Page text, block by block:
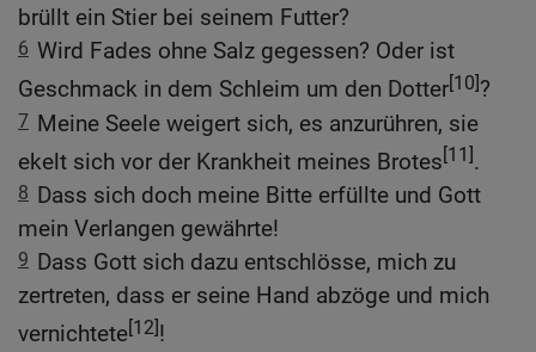
brüllt ein Stier bei seinem Futter?
6 Wird Fades ohne Salz gegessen? Oder ist
Geschmack in dem Schleim um den Dotter[10]?
7 Meine Seele weigert sich, es anzurühren, sie
ekelt sich vor der Krankheit meines Brotes[11].
8 Dass sich doch meine Bitte erfüllte und Gott
mein Verlangen gewährte!
9 Dass Gott sich dazu entschlösse, mich zu
zertreten, dass er seine Hand abzöge und mich
vernichtete[12]!